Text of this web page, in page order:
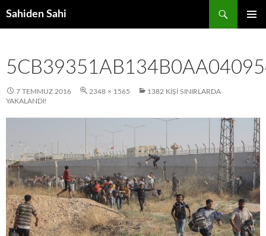
Sahiden Sahi
7 TEMMUZ 2016 2348 × 1565
1382 KIŞI SINIRLARDA
YAKALANDI!